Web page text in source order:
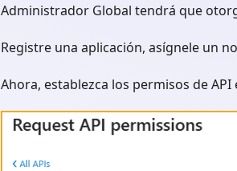
Administrador Global tendrá que
Registre una aplicación, asígnele un
Ahora, establezca los permisos de